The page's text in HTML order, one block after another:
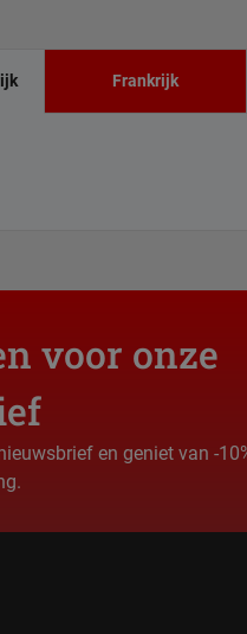
Frankrijk
voor onze
en geniet van -